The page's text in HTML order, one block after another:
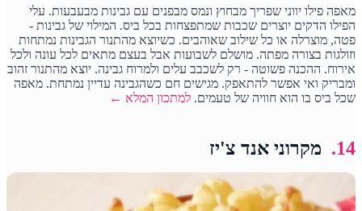
מאפה פילו יווני שפריך מבחוץ ונמס מבפנים עם גבינות מבעבעות. עלי
הפילו הדקים יוצרים שכבות שמתפצחות בכל ביס. המילוי של גבינות -
פטה, מוצרלה או כל שילוב שאוהבים. כשיוצא מהתנור הגבינות נמתחות
וזולגות בצורה מפתה. מושלם לשבועות אבל בעצם מתאים לכל עונה ולכל
אירוח. ההכנה פשוטה - רק לשכבב עלים ולמרוח גבינה. יוצא מהתנור זהוב
ומבריק ואי אפשר להתאפק. מגישים חם כשהגבינה עדיין נמתחת. מאפה
שכל ביס בו הוא חוויה של טעמים.למתכון המלא ←
14. מקרוני אנד צ'יז